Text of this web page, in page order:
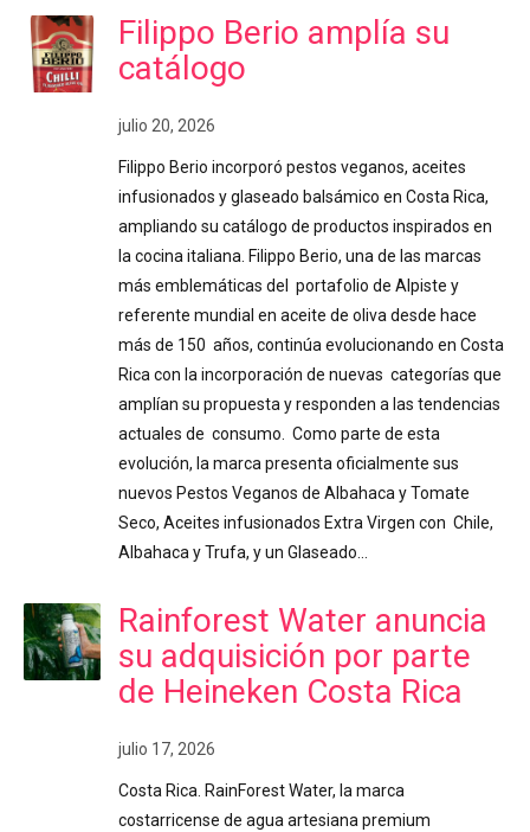
Filippo Berio amplía su
catálogo
julio 20, 2026
Filippo Berio incorporó pestos veganos, aceites
infusionados y glaseado balsámico en Costa Rica,
ampliando su catálogo de productos inspirados en
la cocina italiana. Filippo Berio, una de las marcas
más emblemáticas del portafolio de Alpiste y
referente mundial en aceite de oliva desde hace
más de 150 años, continúa evolucionando en Costa
Rica con la incorporación de nuevas categorías que
amplían su propuesta y responden a las tendencias
actuales de consumo. Como parte de esta
evolución, la marca presenta oficialmente sus
nuevos Pestos Veganos de Albahaca y Tomate
Seco, Aceites infusionados Extra Virgen con Chile,
Albahaca y Trufa, y un Glaseado…
Rainforest Water anuncia
su adquisición por parte
de Heineken Costa Rica
julio 17, 2026
Costa Rica. RainForest Water, la marca
costarricense de agua artesiana premium